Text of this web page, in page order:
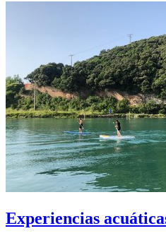
Experiencias